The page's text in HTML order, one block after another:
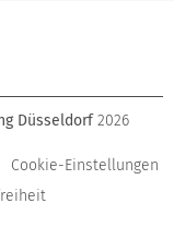
Düsseldorf 2026
Cookie-Einstellungen